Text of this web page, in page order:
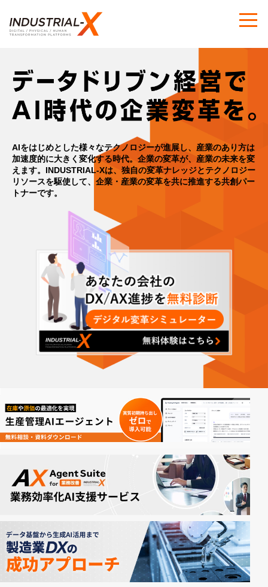
AIをはじめとした様々なテクノロジーが進展し、産業のあり方は
加速度的に大きく変化する時代。 企業の変革が、産業の未来を変
えます。 INDUSTRIAL-Xは、独自の変革ナレッジとテクノロジー
リソースを駆使して、 企業・産業の変革を共に推進する共創パー
トナーです。